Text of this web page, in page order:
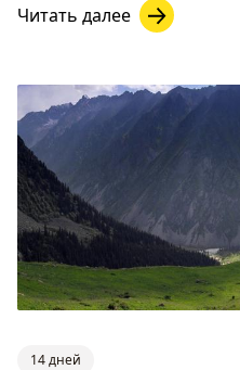
Читать далее
14 дней